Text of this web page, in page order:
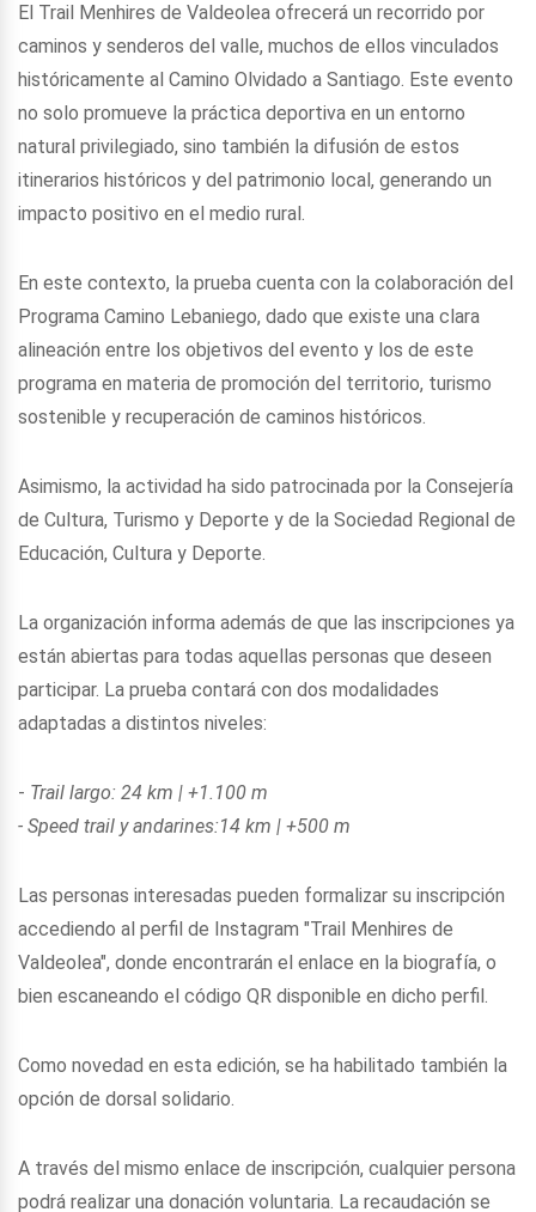
El Trail Menhires de Valdeolea ofrecerá un recorrido por
caminos y senderos del valle, muchos de ellos vinculados
históricamente al Camino Olvidado a Santiago. Este evento
no solo promueve la práctica deportiva en un entorno
natural privilegiado, sino también la difusión de estos
itinerarios históricos y del patrimonio local, generando un
impacto positivo en el medio rural.
En este contexto, la prueba cuenta con la colaboración del
Programa Camino Lebaniego, dado que existe una clara
alineación entre los objetivos del evento y los de este
programa en materia de promoción del territorio, turismo
sostenible y recuperación de caminos históricos.
Asimismo, la actividad ha sido patrocinada por la Consejería
de Cultura, Turismo y Deporte y de la Sociedad Regional de
Educación, Cultura y Deporte.
La organización informa además de que las inscripciones ya
están abiertas para todas aquellas personas que deseen
participar. La prueba contará con dos modalidades
adaptadas a distintos niveles:
- Trail largo: 24 km | +1.100 m
- Speed trail y andarines:14 km | +500 m
Las personas interesadas pueden formalizar su inscripción
accediendo al perfil de Instagram "Trail Menhires de
Valdeolea", donde encontrarán el enlace en la biografía, o
bien escaneando el código QR disponible en dicho perfil.
Como novedad en esta edición, se ha habilitado también la
opción de dorsal solidario.
A través del mismo enlace de inscripción, cualquier persona
podrá realizar una donación voluntaria. La recaudación se